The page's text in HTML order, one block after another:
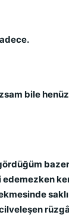
bile